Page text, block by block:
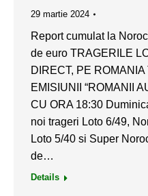
29 martie 2024
Report cumulat la
de euro TRAGERILE
DIRECT, PE
EMISIUNII “ROMANII
CU ORA 18:30
noi trageri Loto 6/49,
Loto 5/40 si Super
de…
Details